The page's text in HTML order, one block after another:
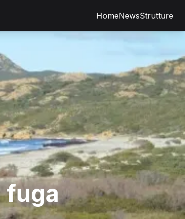
HomeNewsStrutture
fuga